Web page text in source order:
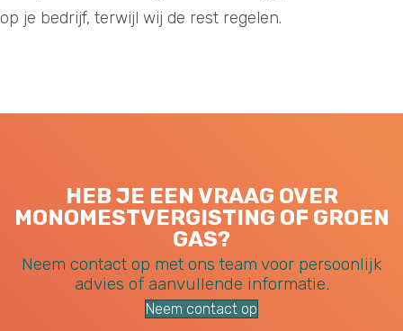
op je bedrijf, terwijl wij de rest regelen.
HEB JE EEN VRAAG OVER
MONOMESTVERGISTING OF GROEN
GAS?
Neem contact op met ons team voor persoonlijk
advies of aanvullende informatie.
Neem contact op